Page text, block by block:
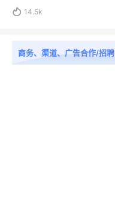
 14.5k
商务、渠道、广告合作/招聘